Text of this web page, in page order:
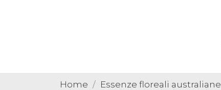
Home Essenze floreali australiane